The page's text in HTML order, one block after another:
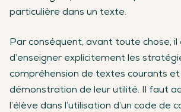
particulière dans un texte.
Par conséquent, avant toute chose, il
d’enseigner explicitement les
compréhension de textes courants
démonstration de leur utilité. Il faut
l’élève dans l’utilisation d’un code de